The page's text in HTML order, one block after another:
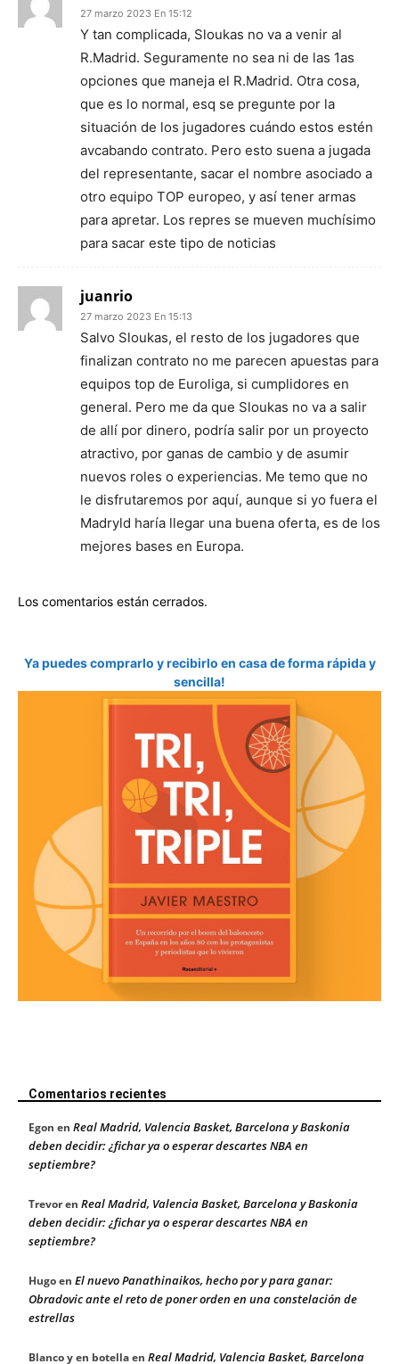
27 marzo 2023 En 15:12
Y tan complicada, Sloukas no va a venir al
R.Madrid. Seguramente no sea ni de las 1as
opciones que maneja el R.Madrid. Otra cosa,
que es lo normal, esq se pregunte por la
situación de los jugadores cuándo estos estén
avcabando contrato. Pero esto suena a jugada
del representante, sacar el nombre asociado a
otro equipo TOP europeo, y así tener armas
para apretar. Los repres se mueven muchísimo
para sacar este tipo de noticias
juanrio
27 marzo 2023 En 15:13
Salvo Sloukas, el resto de los jugadores que
finalizan contrato no me parecen apuestas para
equipos top de Euroliga, si cumplidores en
general. Pero me da que Sloukas no va a salir
de allí por dinero, podría salir por un proyecto
atractivo, por ganas de cambio y de asumir
nuevos roles o experiencias. Me temo que no
le disfrutaremos por aquí, aunque si yo fuera el
Madryld haría llegar una buena oferta, es de los
mejores bases en Europa.
Los comentarios están cerrados.
Ya puedes comprarlo y recibirlo en casa de forma rápida y
sencilla!
Comentarios recientes
Egon en Real Madrid, Valencia Basket, Barcelona y Baskonia
deben decidir: ¿fichar ya o esperar descartes NBA en
septiembre?
Trevoren Real Madrid, Valencia Basket, Barcelona y Baskonia
deben decidir: ¿fichar ya o esperar descartes NBA en
septiembre?
Hugoen El nuevo Panathinaikos, hecho por y para ganar:
Obradovic ante el reto de poner orden en una constelación de
estrellas
Blanco y en botellaen Real Madrid, Valencia Basket, Barcelona